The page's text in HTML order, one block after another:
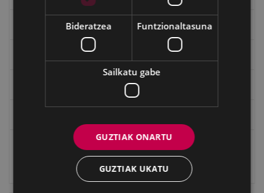
Txostenak eta dokumentuak
Eibarko Idazlanen Datu-basea
Bideratzea Funtzionaltasuna
Sailkatu gabe
GUZTIAK ONARTU
GUZTIAK UKATU